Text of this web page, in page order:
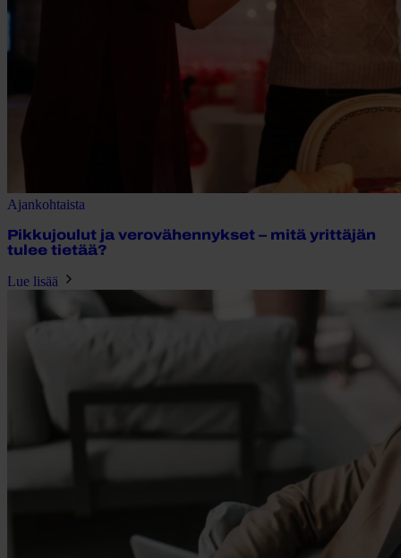
Ajankohtaista
Pikkujoulut ja verovähennykset – mitä yrittäjän
tulee tietää?
Lue lisää